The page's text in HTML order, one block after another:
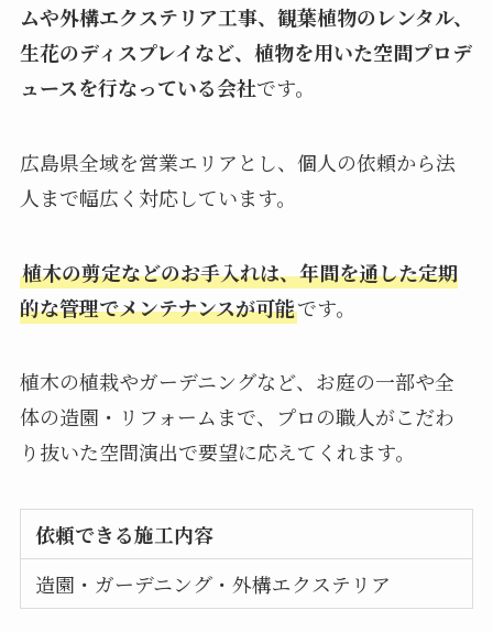
ムや外構エクステリア工事、観葉植物のレンタル、
生花のディスプレイなど、植物を用いた空間プロデ
ュースを行なっている会社です。
広島県全域を営業エリアとし、個人の依頼から法
人まで幅広く対応しています。
植木の剪定などのお手入れは、年間を通した定期
的な管理でメンテナンスが可能です。
植木の植栽やガーデニングなど、お庭の一部や全
体の造園・リフォームまで、プロの職人がこだわ
り抜いた空間演出で要望に応えてくれます。
依頼できる施工内容
造園・ガーデニング・外構エクステリア